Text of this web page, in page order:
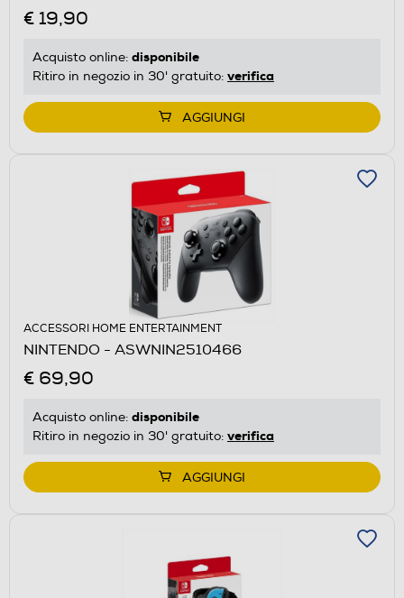
€ 19,90
Acquisto online: disponibile
Ritiro in negozio in 30' gratuito: verifica
AGGIUNGI
ACCESSORI HOME ENTERTAINMENT
NINTENDO - ASWNIN2510466
€ 69,90
Acquisto online: disponibile
Ritiro in negozio in 30' gratuito: verifica
AGGIUNGI